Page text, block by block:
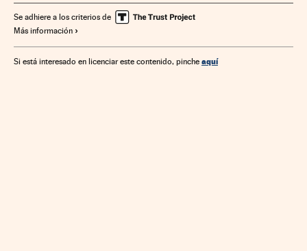
Juicios Empresas Proceso judicial Economía
Se adhiere a los criterios de
Más información
Si está interesado en licenciar este contenido, pinche aquí